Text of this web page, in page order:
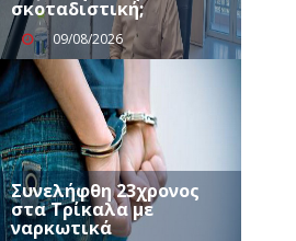
σκοταδιστική;
09/08/2026
Συνελήφθη 23χρονος
στα Τρίκαλα με
ναρκωτικά